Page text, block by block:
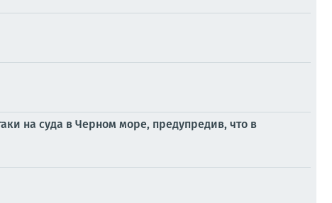
на суда в Черном море, предупредив, что в